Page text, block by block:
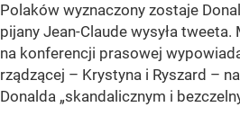
Polaków wyznaczony zostaje
pijany Jean-Claude wysyła tweeta.
na konferencji prasowej
rządzącej – Krystyna i Ryszard –
Donalda „skandalicznym i